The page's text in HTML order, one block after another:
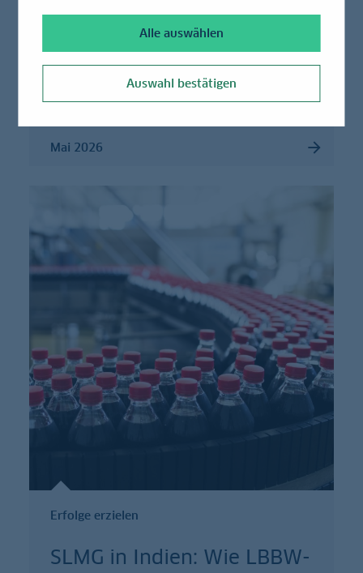
Mai 2026
Erfolge erzielen
SLMG in Indien: Wie LBBW-
Alle auswählen
Auswahl bestätigen